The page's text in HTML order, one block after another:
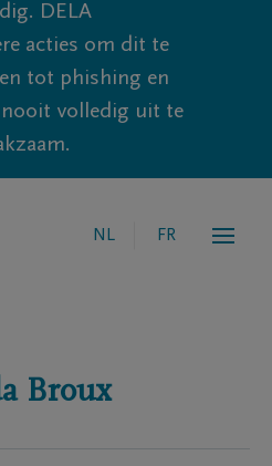
DELA
acties om dit te
tot phishing en
nooit volledig uit te
NL FR
Broux